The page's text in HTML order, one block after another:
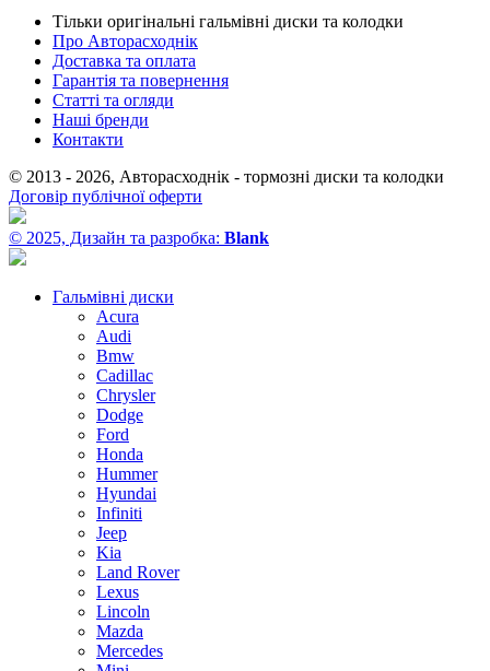
Тільки оригінальні гальмівні диски та колодки
Про Авторасходнік
Доставка та оплата
Гарантія та повернення
Статті та огляди
Наші бренди
Контакти
© 2013 - 2026, Авторасходнік - тормозні диски та колодки
Договір публічної оферти
© 2025, Дизайн та разробка: Blank
Гальмівні диски
Acura
Audi
Bmw
Cadillac
Chrysler
Dodge
Ford
Honda
Hummer
Hyundai
Infiniti
Jeep
Kia
Land Rover
Lexus
Lincoln
Mazda
Mercedes